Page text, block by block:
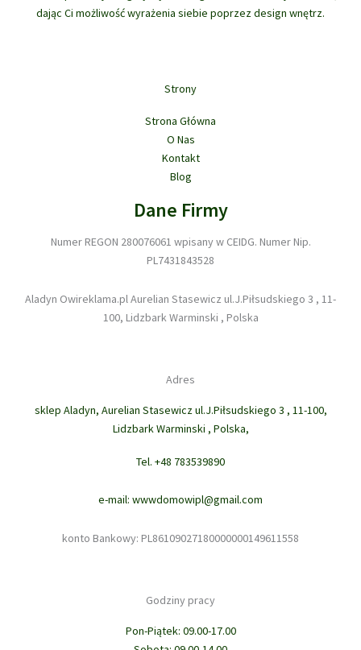
produktu
dając Ci możliwość wyrażenia siebie poprzez design wnętrz.
Strony
Strona Główna
O Nas
Kontakt
Blog
Dane Firmy
Numer REGON 280076061 wpisany w CEIDG. Numer Nip.
PL7431843528
Aladyn Owireklama.pl Aurelian Stasewicz ul.J.Piłsudskiego 3 , 11-
100, Lidzbark Warminski , Polska
Adres
sklep Aladyn, Aurelian Stasewicz ul.J.Piłsudskiego 3 , 11-100,
Lidzbark Warminski , Polska,
Tel. +48 783539890
e-mail: wwwdomowipl@gmail.com
konto Bankowy: PL86109027180000000149611558
Godziny pracy
Pon-Piątek: 09.00-17.00